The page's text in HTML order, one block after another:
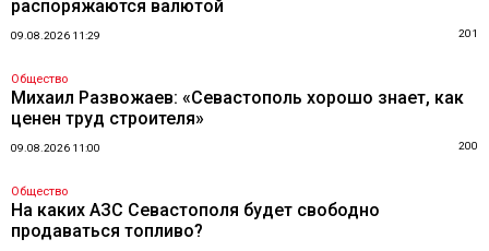
распоряжаются валютой
09.08.2026 11:29 201
Общество
Михаил Развожаев: «Севастополь хорошо знает, как
ценен труд строителя»
09.08.2026 11:00 200
Общество
На каких АЗС Севастополя будет свободно
продаваться топливо?